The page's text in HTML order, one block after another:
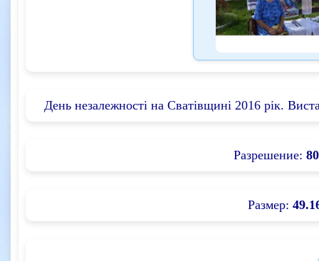
День незалежності на Сватівщині 2016 рік.
Разрешение:
Размер: